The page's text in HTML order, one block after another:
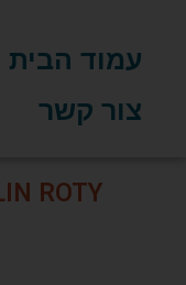
עמוד הבית
צור קשר
ROTY